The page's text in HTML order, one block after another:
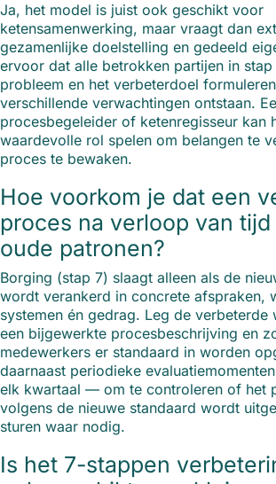
Ja, het model is juist ook geschikt voor
ketensamenwerking, maar vraagt dan
gezamenlijke doelstelling en gedeeld
ervoor dat alle betrokken partijen in stap
probleem en het verbeterdoel
verschillende verwachtingen ontstaan.
procesbegeleider of ketenregisseur kan
waardevolle rol spelen om belangen te
proces te bewaken.
Hoe voorkom je dat een
proces na verloop van
oude patronen?
Borging (stap 7) slaagt alleen als de
wordt verankerd in concrete afspraken,
systemen én gedrag. Leg de verbeterde
een bijgewerkte procesbeschrijving en
medewerkers er standaard in worden
daarnaast periodieke
elk kwartaal — om te controleren of het
volgens de nieuwe standaard wordt
sturen waar nodig.
Is het 7-stappen